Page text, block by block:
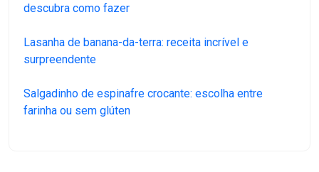
descubra como fazer
Lasanha de banana-da-terra: receita incrível e
surpreendente
Salgadinho de espinafre crocante: escolha entre
farinha ou sem glúten